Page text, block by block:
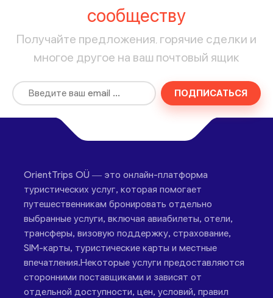
сообществу
Получайте предложения, горячие сделки и
многое другое на ваш почтовый ящик
ПОДПИСАТЬСЯ
OrientTrips OÜ — это онлайн-платформа
туристических услуг, которая помогает
путешественникам бронировать отдельно
выбранные услуги, включая авиабилеты, отели,
трансферы, визовую поддержку, страхование,
SIM-карты, туристические карты и местные
впечатления.Некоторые услуги предоставляются
сторонними поставщиками и зависят от
отдельной доступности, цен, условий, правил